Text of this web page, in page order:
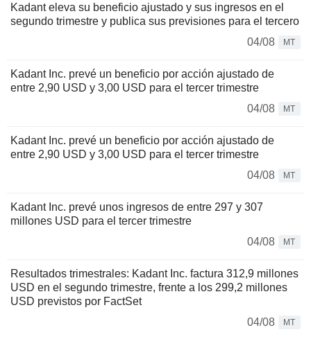
Kadant eleva su beneficio ajustado y sus ingresos en el
segundo trimestre y publica sus previsiones para el tercero
04/08
MT
Kadant Inc. prevé un beneficio por acción ajustado de
entre 2,90 USD y 3,00 USD para el tercer trimestre
04/08
MT
Kadant Inc. prevé un beneficio por acción ajustado de
entre 2,90 USD y 3,00 USD para el tercer trimestre
04/08
MT
Kadant Inc. prevé unos ingresos de entre 297 y 307
millones USD para el tercer trimestre
04/08
MT
Resultados trimestrales: Kadant Inc. factura 312,9 millones
USD en el segundo trimestre, frente a los 299,2 millones
USD previstos por FactSet
04/08
MT